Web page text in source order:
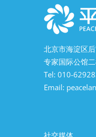
北京市海淀区
专家国际公馆
Tel: 010-
Email: